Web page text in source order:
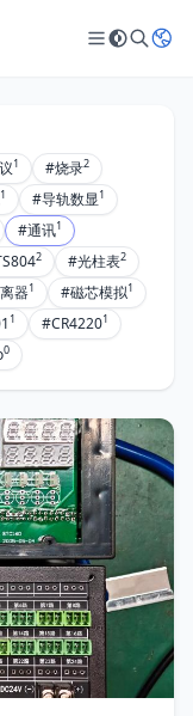
1 #烧录2
1 #导轨数显1
#通讯1
2 #光柱表2
器1 #磁芯模拟1
1 #CR42201
0